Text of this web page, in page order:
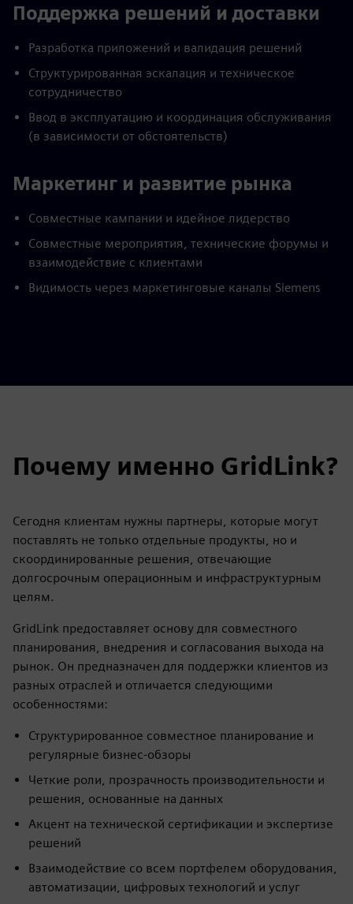
Поддержка решений и доставки
Разработка приложений и валидация решений
Структурированная эскалация и техническое
сотрудничество
Ввод в эксплуатацию и координация обслуживания
(в зависимости от обстоятельств)
Маркетинг и развитие рынка
Совместные кампании и идейное лидерство
Совместные мероприятия, технические форумы и
взаимодействие с клиентами
Видимость через маркетинговые каналы Siemens
Почему именно GridLink?
Сегодня клиентам нужны партнеры, которые могут
поставлять не только отдельные продукты, но и
скоординированные решения, отвечающие
долгосрочным операционным и инфраструктурным
целям.
GridLink предоставляет основу для совместного
планирования, внедрения и согласования выхода на
рынок. Он предназначен для поддержки клиентов из
разных отраслей и отличается следующими
особенностями:
Структурированное совместное планирование и
регулярные бизнес-обзоры
Четкие роли, прозрачность производительности и
решения, основанные на данных
Акцент на технической сертификации и экспертизе
решений
Взаимодействие со всем портфелем оборудования,
автоматизации, цифровых технологий и услуг